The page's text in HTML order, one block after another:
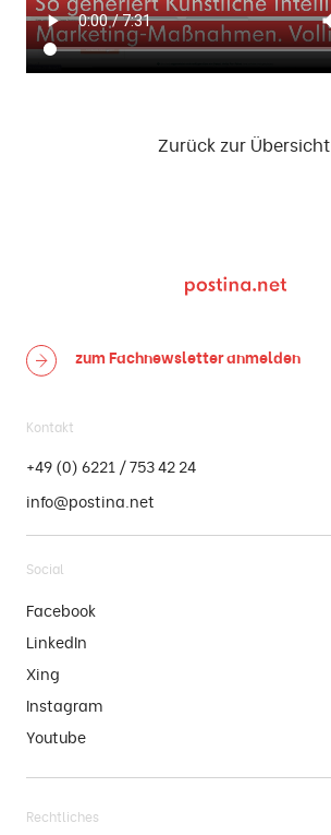
Zurück zur Übersicht
zum Fachnewsletteranmelden
Kontakt
+49 (0) 6221 / 753 42 24
info@postina.net
Social
Facebook
LinkedIn
Xing
Instagram
Youtube
Rechtliches